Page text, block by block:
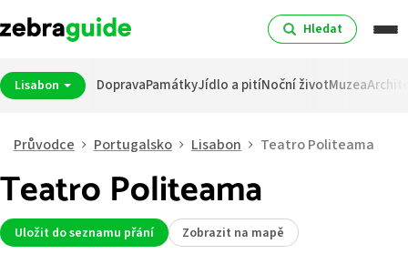
Hledat
Lisabon DopravaPamátkyJídlo a pitíNoční životMuzea
Průvodce Portugalsko Lisabon Teatro Politeama
Teatro Politeama
Uložit do seznamu přání Zobrazit na mapě